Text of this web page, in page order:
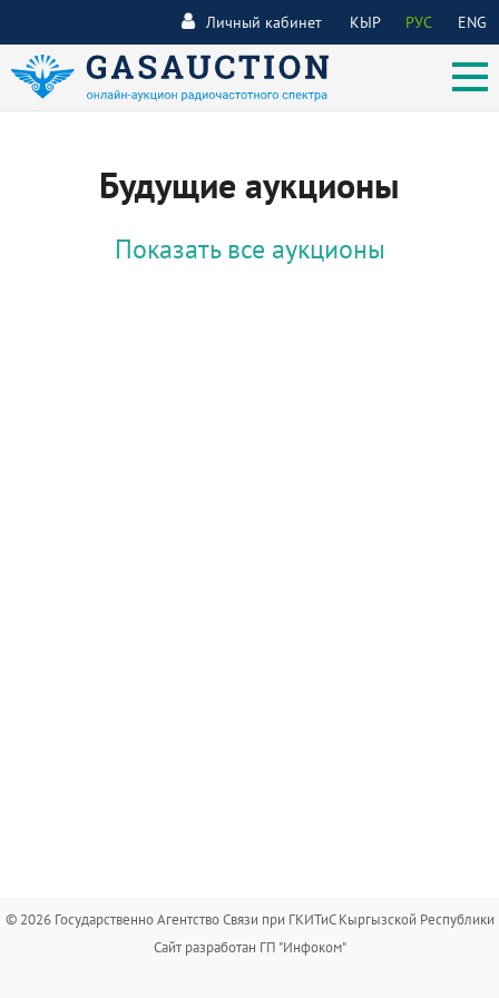
КЫР РУС ENG
Личный кабинет
Будущие аукционы
Показать все аукционы
© 2026 Государственно Агентство Связи при ГКИТиС Кыргызской Республики
Сайт разработан ГП "Инфоком"